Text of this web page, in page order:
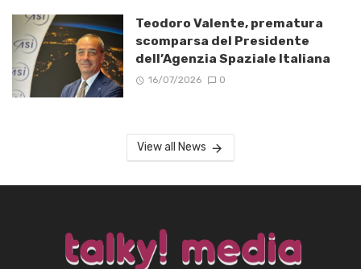
Teodoro Valente, prematura
scomparsa del Presidente
dell’Agenzia Spaziale Italiana
16/07/2026 0
View all News